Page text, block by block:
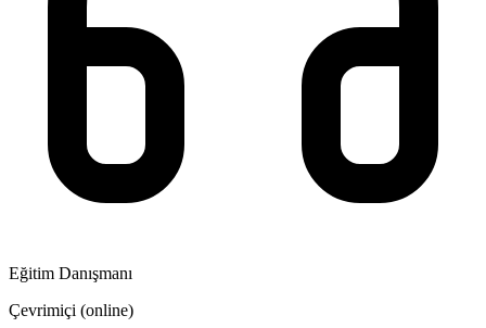
Eğitim Danışmanı
Çevrimiçi (online)